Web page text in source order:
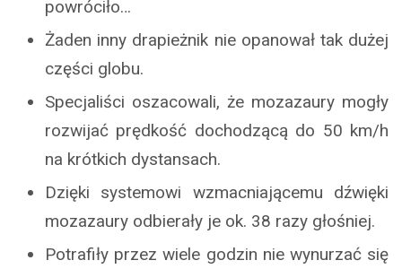
powróciło…
Żaden inny drapieżnik nie opanował tak dużej
części globu.
Specjaliści oszacowali, że mozazaury mogły
rozwijać prędkość dochodzącą do 50 km/h
na krótkich dystansach.
Dzięki systemowi wzmacniającemu dźwięki
mozazaury odbierały je ok. 38 razy głośniej.
Potrafiły przez wiele godzin nie wynurzać się